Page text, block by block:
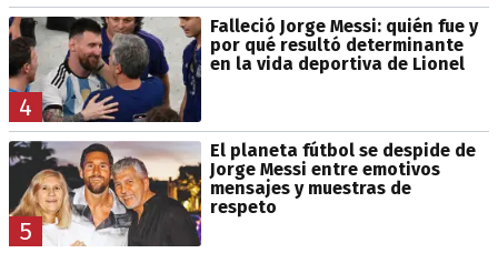
4
Falleció Jorge Messi: quién fue y
por qué resultó determinante
en la vida deportiva de Lionel
5
El planeta fútbol se despide de
Jorge Messi entre emotivos
mensajes y muestras de
respeto